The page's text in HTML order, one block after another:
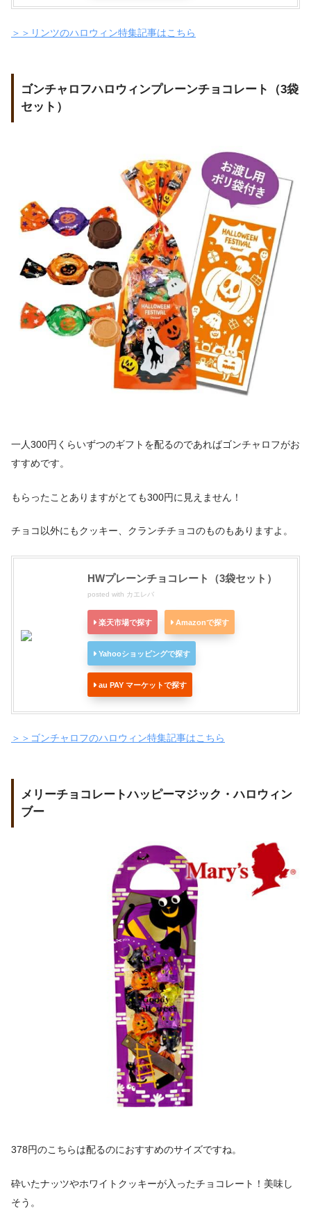
＞＞リンツのハロウィン特集記事はこちら
ゴンチャロフハロウィンプレーンチョコレート（3袋
セット）
一人300円くらいずつのギフトを配るのであればゴンチャロフがお
すすめです。
もらったことありますがとても300円に見えません！
チョコ以外にもクッキー、クランチチョコのものもありますよ。
HWプレーンチョコレート（3袋セット）
posted with カエレバ
楽天市場で探す Amazonで探す
Yahooショッピングで探す
au PAY マーケットで探す
＞＞ゴンチャロフのハロウィン特集記事はこちら
メリーチョコレートハッピーマジック・ハロウィン
ブー
378円のこちらは配るのにおすすめのサイズですね。
砕いたナッツやホワイトクッキーが入ったチョコレート！美味し
そう。